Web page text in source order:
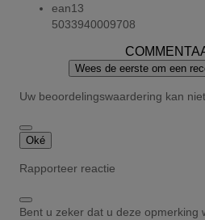
ean13
5033940009708
Wees de eerste om een
Uw beoordelingswaardering kan
Oké
Rapporteer reactie
Bent u zeker dat u deze opmerking